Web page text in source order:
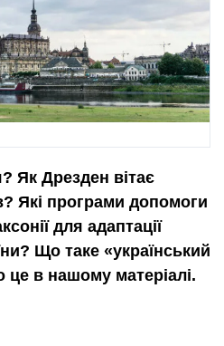
Як Дрезден вітає
Які програми допомоги
для адаптації
Що таке «український
це в нашому матеріалі.